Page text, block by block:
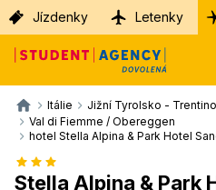
Jízdenky Letenky
Itálie Jižní Tyrolsko - Trentino
Val di Fiemme / Obereggen
hotel Stella Alpina & Park Hotel
Stella Alpina & Park